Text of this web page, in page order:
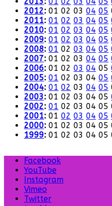
2012: 01 02 03 04 05
2011: 01 02 03 04 05
2010: 01 02 03 04 05
2009: 01 02 03 04 05
2008: 01 02 03 04 05
2007: 01 02 03 04 05
2006: 01 02 03 04 05
2005: 01 02 03 04 05
2004: 01 02 03 04 05
2003: 01 02 03 04 05
2002: 01 02 03 04 05
2001: 01 02 03 04 05
2000: 01 02 03 04 05
1999: 01 02 03 04 05
Facebook
YouTube
Instagram
Vimeo
Twitter